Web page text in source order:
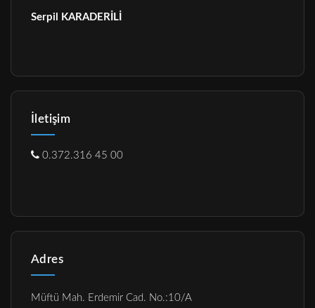
Serpil KARADERİLİ
İletişim
0.372.316 45 00
Adres
Müftü Mah. Erdemir Cad. No.:10/A